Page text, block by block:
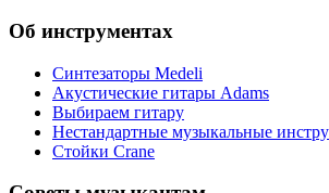
Об инструментах
Синтезаторы Мedeli
Акустические гитары Adams
Выбираем гитару
Нестандартные музыкальные
Стойки Crane